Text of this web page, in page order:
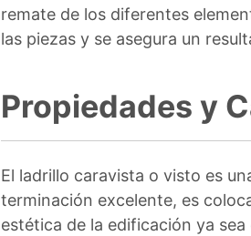
remate de los diferentes
las piezas y se asegura un
Propiedades y
El ladrillo caravista o visto es
terminación excelente, es
estética de la edificación ya